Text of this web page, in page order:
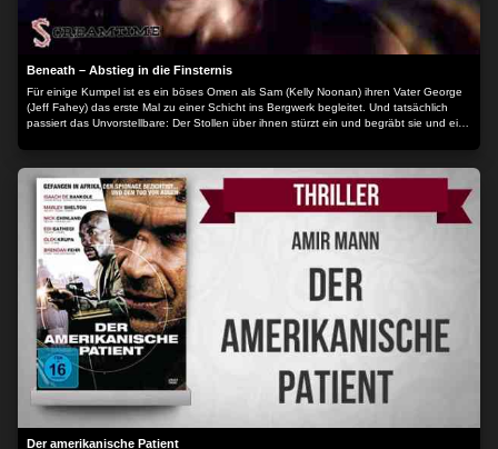
Beneath – Abstieg in die Finsternis
Für einige Kumpel ist es ein böses Omen als Sam (Kelly Noonan) ihren Vater George
(Jeff Fahey) das erste Mal zu einer Schicht ins Bergwerk begleitet. Und tatsächlich
passiert das Unvorstellbare: Der Stollen über ihnen stürzt ein und begräbt sie und ein
treten giftige Gase aus dem Gestein hervor und die Überlebenden ziehen sich in eine
Rettungskammer zurück, um auf Hilfe zu warten. Schon bald zwingen aufgebrauchte
Sauerstoffvorräte sie dazu, auf eigene Faust einen Weg zurück ans Tageslicht zu
suchen. Die Situation in der stickigen Mine wird immer auswegloser. Panische Schreie
aus den Tiefen der Dunkelheit und bedrohliche Schatten versetzen alle in
Todesangst. Als dann noch ein Kumpel nach dem anderen auf blutrünstige Weise
umgebracht wird, ist klar: alle sind in großer Gefahr. Wem kann man noch trauen und
sind sie dort unten wirklich allein? Der Inhalt wird bereitgestellt von: PLAION
PICTURES GmbH, Lochhamer Str. 9, 82152 Planegg/München
Der amerikanische Patient